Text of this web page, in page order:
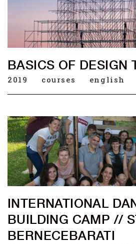
BASICS OF DESIGN
2019 courses english
INTERNATIONAL
BUILDING CAMP //
BERNECEBARATI